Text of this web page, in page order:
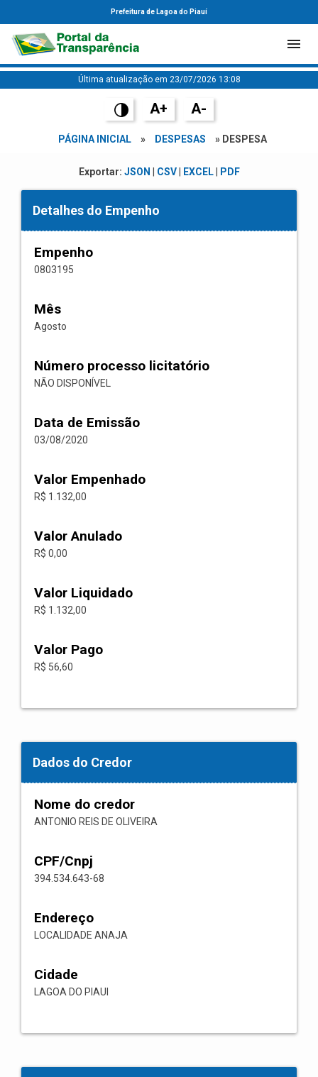
Prefeitura de Lagoa do Piauí
Última atualização em 23/07/2026 13:08
A+ A-
PÁGINA INICIAL » DESPESAS » DESPESA
Exportar: JSON CSV| EXCEL| PDF
Detalhes do Empenho
Empenho
0803195
Mês
Agosto
Número processo licitatório
NÃO DISPONÍVEL
Data de Emissão
03/08/2020
Valor Empenhado
R$ 1.132,00
Valor Anulado
R$ 0,00
Valor Liquidado
R$ 1.132,00
Valor Pago
R$ 56,60
Dados do Credor
Nome do credor
ANTONIO REIS DE OLIVEIRA
CPF/Cnpj
394.534.643-68
Endereço
LOCALIDADE ANAJA
Cidade
LAGOA DO PIAUI